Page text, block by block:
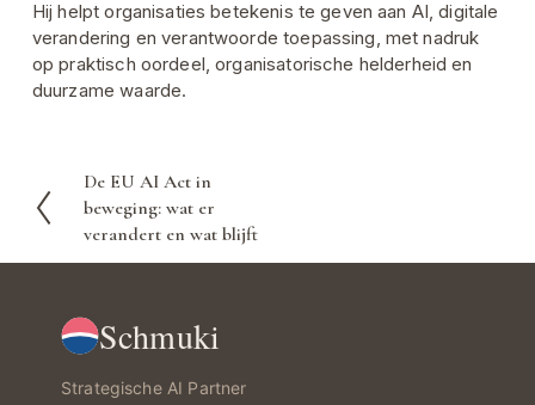
Hij helpt organisaties betekenis te geven aan AI, digitale
verandering en verantwoorde toepassing, met nadruk
op praktisch oordeel, organisatorische helderheid en
duurzame waarde.
V
o
r
i
e
De EU AI Act in
beweging: wat er
verandert en wat blijft
Schmuki
Strategische AI Partner